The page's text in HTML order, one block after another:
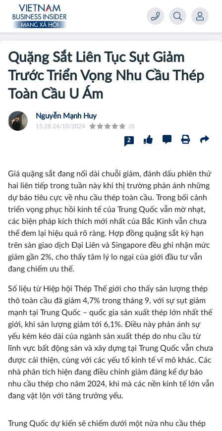
Quặng Sắt Liên Tục Sụt Giảm
Trước Triển Vọng Nhu Cầu Thép
Toàn Cầu U Ám
Nguyễn Mạnh Huy
15:28 24/10/2024 (0)
2
Giá quặng sắt đang nối dài chuỗi giảm, đánh dấu phiên thứ
hai liên tiếp trong tuần này khi thị trường phản ánh những
dự báo tiêu cực về nhu cầu thép toàn cầu. Trong bối cảnh
triển vọng phục hồi kinh tế của Trung Quốc vẫn mờ nhạt,
các biện pháp kích thích mới nhất của Bắc Kinh vẫn chưa
thể đem lại hiệu quả rõ ràng. Hợp đồng quặng sắt kỳ hạn
trên sàn giao dịch Đại Liên và Singapore đều ghi nhận mức
giảm gần 2%, cho thấy tâm lý lo ngại của giới đầu tư vẫn
đang chiếm ưu thế.
Số liệu từ Hiệp hội Thép Thế giới cho thấy sản lượng thép
thô toàn cầu đã giảm 4,7% trong tháng 9, với sự sụt giảm
mạnh tại Trung Quốc – quốc gia sản xuất thép lớn nhất thế
giới, khi sản lượng giảm tới 6,1%. Điều này phản ánh sự
yếu kém kéo dài của ngành sản xuất thép do nhu cầu từ
lĩnh vực bất động sản và xây dựng tại Trung Quốc vẫn chưa
được cải thiện, cùng với các yếu tố kinh tế vĩ mô khác. Các
nhà phân tích hiện đang điều chỉnh giảm đáng kể dự báo
nhu cầu thép cho năm 2024, khi mà các nền kinh tế lớn vẫn
đang vật lộn với tăng trưởng yếu.
Trung Quốc dự kiến sẽ chiếm dưới một nửa nhu cầu thép